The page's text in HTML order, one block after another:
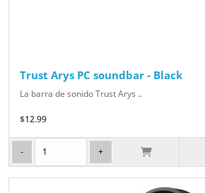
Trust Arys PC soundbar - Black
La barra de sonido Trust Arys ..
$12.99